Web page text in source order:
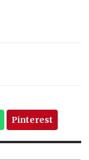
Pinterest